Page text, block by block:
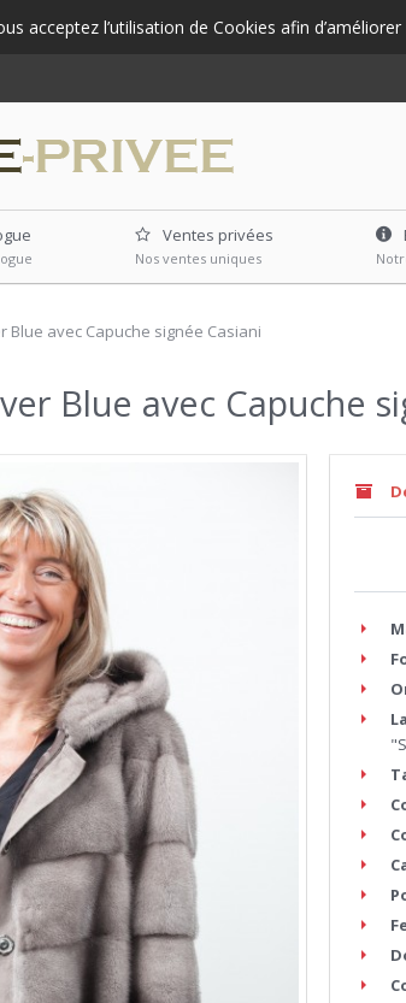
acceptez l’utilisation de Cookies afin d’améliorer
Ventes privées
Nos ventes uniques
Blue avec Capuche signée Casiani
Blue avec Capuche